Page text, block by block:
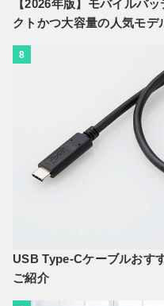
【2026年版】モバイルバ
クトかつ大容量の人気モデ
8
USB Type-Cケーブルおす
ご紹介